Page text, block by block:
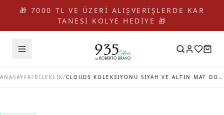
🎁 7000 TL VE ÜZERİ ALIŞVERİŞLERDE KAR
TANESİ KOLYE HEDİYE 🎁
ANASAYFA/ BİLEKLİK/ CLOUDS KOLEKSIYONU SIYAH VE ALTIN MAT DOKULU TAŞLI AYARLANABILIR İP BILEKLI